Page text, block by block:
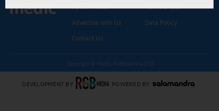
About Medic
Advertise with Us
Contact Us
Terms of Use
Data Policy
Copyright © Medic Publications LTD
DEVELOPMENT BY POWERED BY